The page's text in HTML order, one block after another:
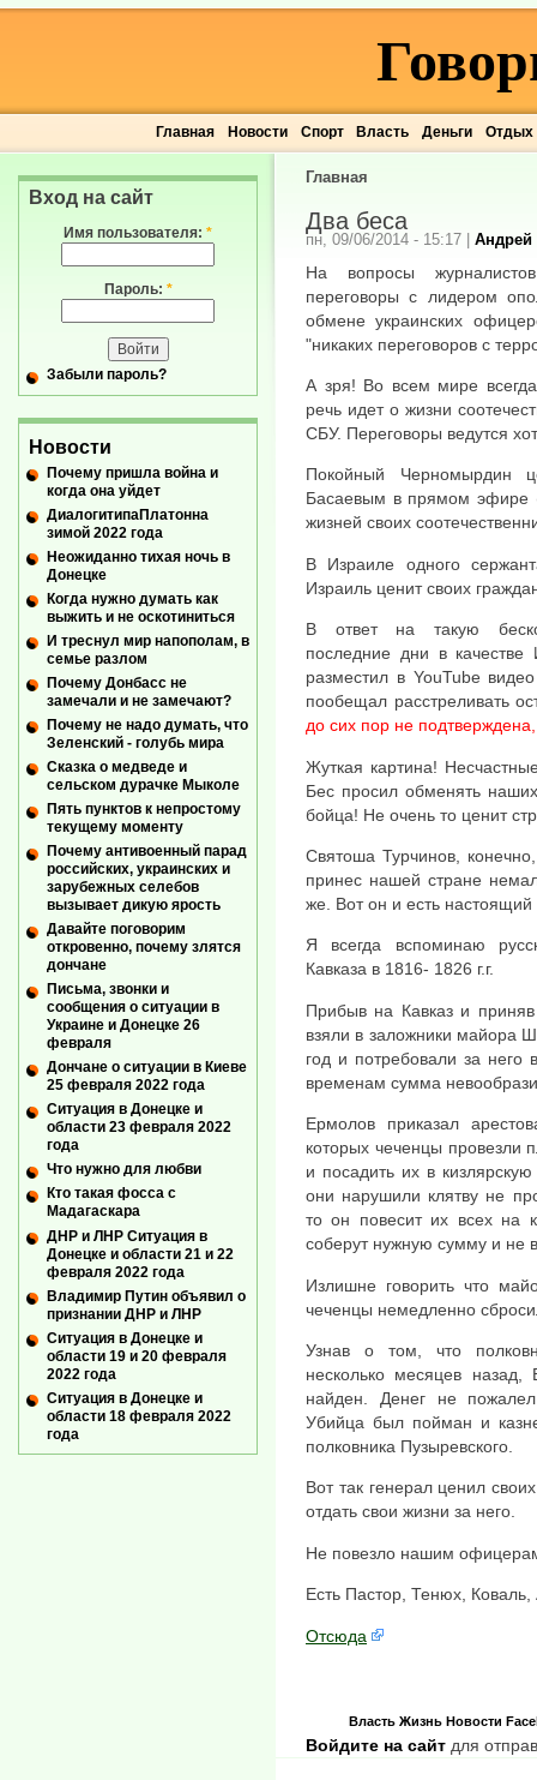
Главная Новости Спорт Власть Деньги Отдых
Главная
Два беса
пн, 09/06/2014 - 15:17 | Андрей
На вопросы
переговоры с лидером
обмене украинских
"никаких переговоров с
А зря! Во всем мире
речь идет о жизни
СБУ. Переговоры ведутся
Покойный Черномырдин
Басаевым в прямом эфире
жизней своих
В Израиле одного
Израиль ценит своих
В ответ на такую
последние дни в
разместил в YouTube
пообещал расстреливать
до сих пор не
Жуткая картина!
Бес просил обменять
бойца! Не очень то ценит
Святоша Турчинов,
принес нашей стране
же. Вот он и есть
Я всегда вспоминаю
Кавказа в 1816- 1826 г.г.
Прибыв на Кавказ и
взяли в заложники майора
год и потребовали за
временам сумма
Ермолов приказал
которых чеченцы провезли
и посадить их в
они нарушили клятву не
то он повесит их всех на
соберут нужную сумму и не
Излишне говорить что
чеченцы немедленно
Узнав о том, что
несколько месяцев
найден. Денег не
Убийца был пойман и
полковника Пузыревского.
Вот так генерал ценил
отдать свои жизни за него.
Не повезло нашим
Есть Пастор, Тенюх,
Отсюда
Власть Жизнь Новости
Войдите на сайт для
Вход на сайт
Имя пользователя: *
Пароль: *
Забыли пароль?
Новости
Почему пришла война и
когда она уйдет
ДиалогитипаПлатонна
зимой 2022 года
Неожиданно тихая ночь в
Донецке
Когда нужно думать как
выжить и не оскотиниться
И треснул мир напополам, в
семье разлом
Почему Донбасс не
замечали и не замечают?
Почему не надо думать, что
Зеленский - голубь мира
Сказка о медведе и
сельском дурачке Мыколе
Пять пунктов к непростому
текущему моменту
Почему антивоенный парад
российских, украинских и
зарубежных селебов
вызывает дикую ярость
Давайте поговорим
откровенно, почему злятся
дончане
Письма, звонки и
сообщения о ситуации в
Украине и Донецке 26
февраля
Дончане о ситуации в Киеве
25 февраля 2022 года
Ситуация в Донецке и
области 23 февраля 2022
года
Что нужно для любви
Кто такая фосса с
Мадагаскара
ДНР и ЛНР Ситуация в
Донецке и области 21 и 22
февраля 2022 года
Владимир Путин объявил о
признании ДНР и ЛНР
Ситуация в Донецке и
области 19 и 20 февраля
2022 года
Ситуация в Донецке и
области 18 февраля 2022
года